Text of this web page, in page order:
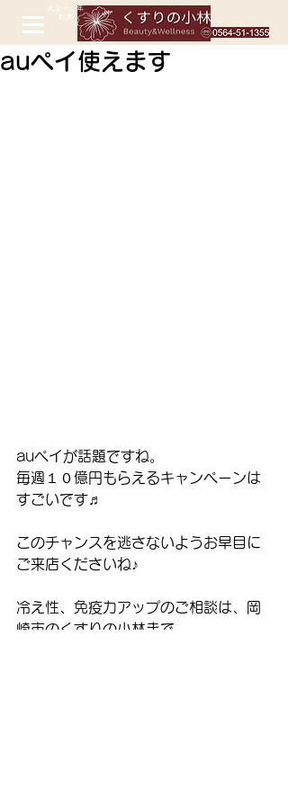
auペイ使えます
auペイが話題ですね。
毎週１０億円もらえるキャンペーンは
すごいです♬
このチャンスを逃さないようお早目に
ご来店くださいね♪
冷え性、免疫力アップのご相談は、岡
崎市のくすりの小林まで